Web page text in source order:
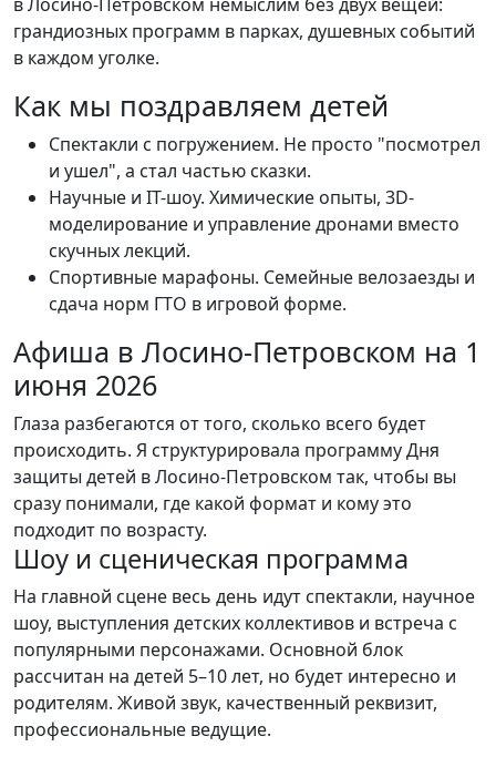
грандиозных программ в парках, душевных событий
в каждом уголке.
Как мы поздравляем детей
Спектакли с погружением. Не просто "посмотрел
и ушел", а стал частью сказки.
Научные и IT-шоу. Химические опыты, 3D-
моделирование и управление дронами вместо
скучных лекций.
Спортивные марафоны. Семейные велозаезды и
сдача норм ГТО в игровой форме.
Афиша в Лосино-Петровском на 1
июня 2026
Глаза разбегаются от того, сколько всего будет
происходить. Я структурировала программу Дня
защиты детей в Лосино-Петровском так, чтобы вы
сразу понимали, где какой формат и кому это
подходит по возрасту.
Шоу и сценическая программа
На главной сцене весь день идут спектакли, научное
шоу, выступления детских коллективов и встреча с
популярными персонажами. Основной блок
рассчитан на детей 5–10 лет, но будет интересно и
родителям. Живой звук, качественный реквизит,
профессиональные ведущие.